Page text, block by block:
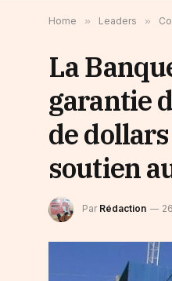
Home » Leaders »
La
garantie
de
soutien
Par Rédaction